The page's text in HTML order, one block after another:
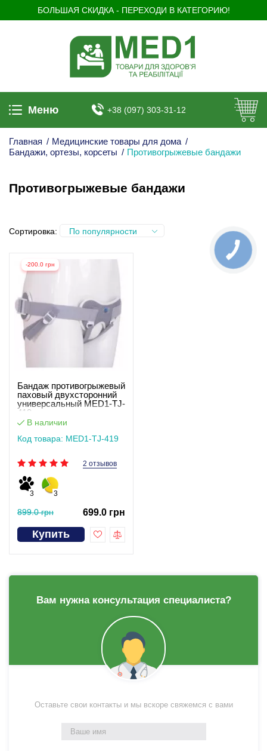
БОЛЬШАЯ СКИДКА - ПЕРЕХОДИ В КАТЕГОРИЮ!
Меню +38 (097) 303-31-12
Главная / Медицинские товары для дома /
Бандажи, ортезы, корсеты / Противогрыжевые бандажи
Противогрыжевые бандажи
Сортировка: По популярности
-200.0 грн
Бандаж противогрыжевый
паховый двухсторонний
универсальный MED1-TJ-
419
В наличии
Код товара: MED1-TJ-419
2 отзывов
3 3
899.0 грн 699.0 грн
Купить
Вам нужна консультация специалиста?
Оставьте свои контакты и мы вскоре свяжемся с вами